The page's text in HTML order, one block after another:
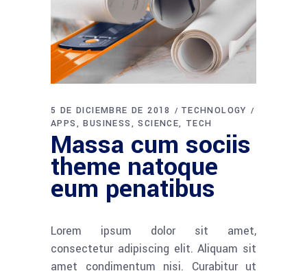
5 DE DICIEMBRE DE 2018
TECHNOLOGY
APPS
BUSINESS SCIENCE TECH
Massa cum sociis
theme natoque
eum penatibus
Lorem ipsum dolor sit amet,
consectetur adipiscing elit. Aliquam sit
amet condimentum nisi. Curabitur ut